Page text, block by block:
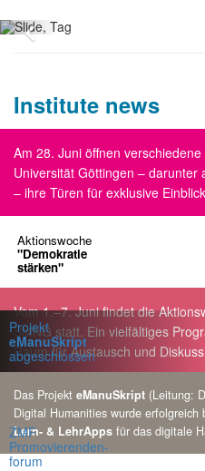
Zurück
Institute news
Am 28. Juni öffnen
Universität Göttingen –
– ihre Türen für exklusive
Aktionswoche
"Demokratie
stärken"
Vom 1.–7. Juni findet die
SMNG statt. Ein vielfältiges
Raum für Austausch und
Projekt
eManuSkript
abgeschlossen
Das Projekt eManuSkript (Leitung:
Digital Humanities wurde
Lern- & LehrApps für das digitale
ZMF
Promovierenden-
forum